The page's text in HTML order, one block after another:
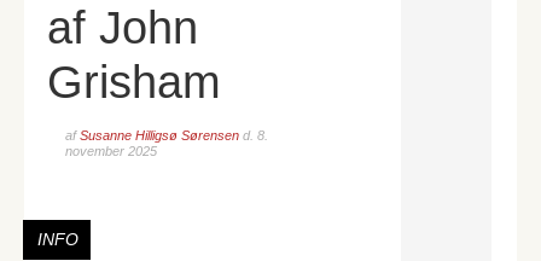
af John
Grisham
afSusanne Hilligsø Sørensen d. 8.
november 2025
INFO